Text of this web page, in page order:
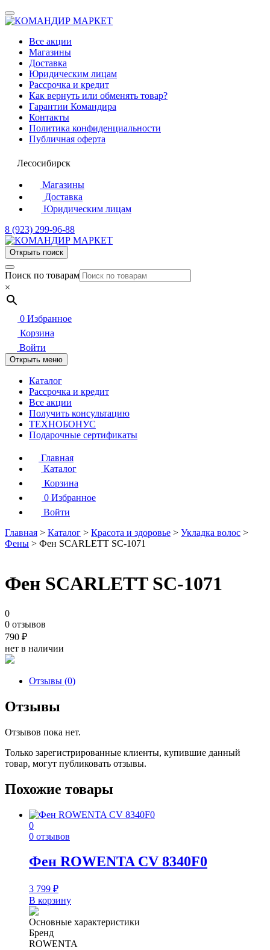
Все акции
Магазины
Доставка
Юридическим лицам
Рассрочка и кредит
Как вернуть или обменять товар?
Гарантии Командира
Контакты
Политика конфиденциальности
Публичная оферта
Лесосибирск
Магазины
Доставка
Юридическим лицам
8 (923) 299-96-88
Открыть поиск
Поиск по товарам
×
0 Избранное
Корзина
Войти
Открыть меню
Каталог
Рассрочка и кредит
Все акции
Получить консультацию
ТЕХНОБОНУС
Подарочные сертификаты
Главная
Каталог
Корзина
0 Избранное
Войти
Главная > Каталог > Красота и здоровье > Укладка волос >
Фены > Фен SCARLETT SC-1071
Фен SCARLETT SC-1071
0
0 отзывов
790 ₽
нет в наличии
Отзывы (0)
Отзывы
Отзывов пока нет.
Только зарегистрированные клиенты, купившие данный
товар, могут публиковать отзывы.
Похожие товары
0
0 отзывов
Фен ROWENTA CV 8340F0
3 799 ₽
В корзину
Основные характеристики
Бренд
ROWENTA